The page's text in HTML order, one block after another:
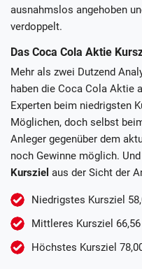
ausnahmslos angehoben
verdoppelt.
Das Coca Cola Aktie
Mehr als zwei Dutzend
haben die Coca Cola Aktie
Experten beim niedrigsten
Möglichen, doch selbst
Anleger gegenüber dem
noch Gewinne möglich.
Kursziel aus der Sicht der
Niedrigstes Kursziel
Mittleres Kursziel
Höchstes Kursziel